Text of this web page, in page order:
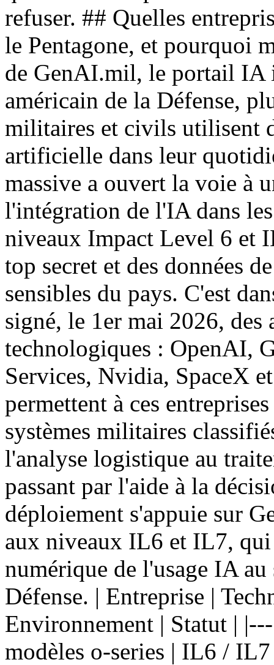
refuser. ## Quelles
le Pentagone, et pourquoi
de GenAI.mil, le portail IA
américain de la Défense,
militaires et civils utilisent
artificielle dans leur
massive a ouvert la voie à
l'intégration de l'IA dans
niveaux Impact Level 6 et
top secret et des données
sensibles du pays. C'est
signé, le 1er mai 2026, des
technologiques : OpenAI,
Services, Nvidia, SpaceX
permettent à ces
systèmes militaires
l'analyse logistique au
passant par l'aide à la
déploiement s'appuie sur
aux niveaux IL6 et IL7,
numérique de l'usage IA
Défense. | Entreprise |
Environnement | Statut |
modèles o-series | IL6 /